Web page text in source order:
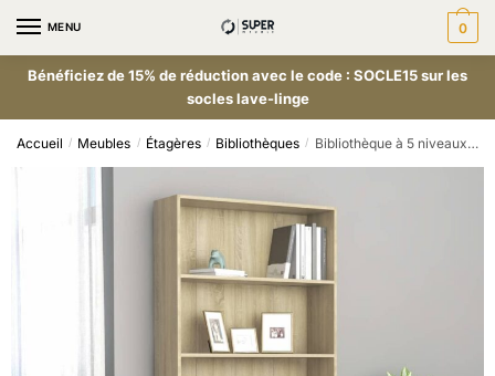
MENU 0
Bénéficiez de 15% de réduction avec le code : SOCLE15 sur les
socles lave-linge
Accueil / Meubles / Étagères / Bibliothèques / Bibliothèque à 5 niveaux Chêne sonoma 80x24x175 cm Aggloméré